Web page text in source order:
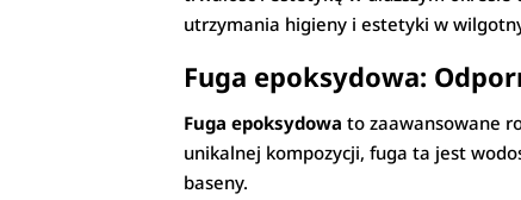
utrzymania higieny i estetyki w
Fuga epoksydowa:
Fuga epoksydowa to zaawansowane
unikalnej kompozycji, fuga ta jest
baseny.